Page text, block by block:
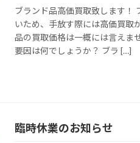
ブランド品高価買取致します！
いため、手放す際には高価買取
品の買取価格は一概には言えま
要因は何でしょうか？ ブラ […]
臨時休業のお知らせ